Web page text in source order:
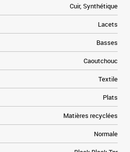
Cuir, Synthétique
Lacets
Basses
Caoutchouc
Textile
Plats
Matières recyclées
Normale